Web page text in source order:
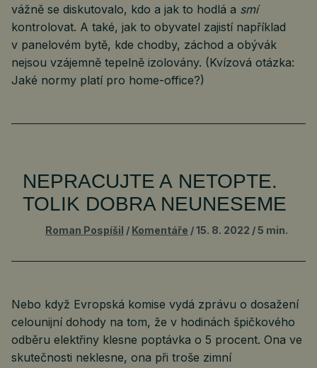
vážně se diskutovalo, kdo a jak to hodlá a smí
kontrolovat. A také, jak to obyvatel zajistí například
v panelovém bytě, kde chodby, záchod a obývák
nejsou vzájemně tepelně izolovány. (Kvízová otázka:
Jaké normy platí pro home-office?)
NEPRACUJTE A NETOPTE.
TOLIK DOBRA NEUNESEME
Roman Pospíšil Komentáře 15. 8. 2022 5 min.
Nebo když Evropská komise vydá zprávu o dosažení
celounijní dohody na tom, že v hodinách špičkového
odběru elektřiny klesne poptávka o 5 procent. Ona ve
skutečnosti neklesne, ona při troše zimní